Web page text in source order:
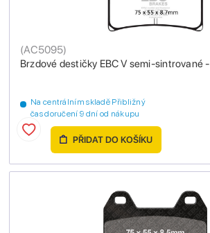
Brzdové destičky EBC V semi-sintrované
(AC5095)
Na centrálním skladě Přibližný
čas doručení 9 dní od nákupu
PŘIDAT DO KOŠÍKU